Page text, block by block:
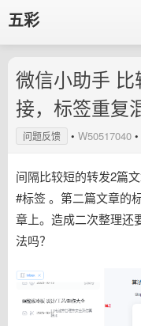
五彩
微信小助手
接，标签重复
问题反馈 • W50517040 •
间隔比较短的转发2篇
#标签 。第二篇文章的
章上。造成二次整理还
法吗？